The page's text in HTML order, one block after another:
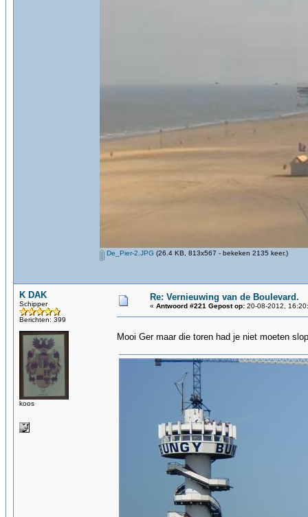
De_Pier-2.JPG (26.4 KB, 813x567 - bekeken 2135 keer.)
K DAK
Schipper
Berichten: 399
koos
Re: Vernieuwing van de Boulevard.
« Antwoord #221 Gepost op: 20-08-2012,
Mooi Ger maar die toren had je niet moeten